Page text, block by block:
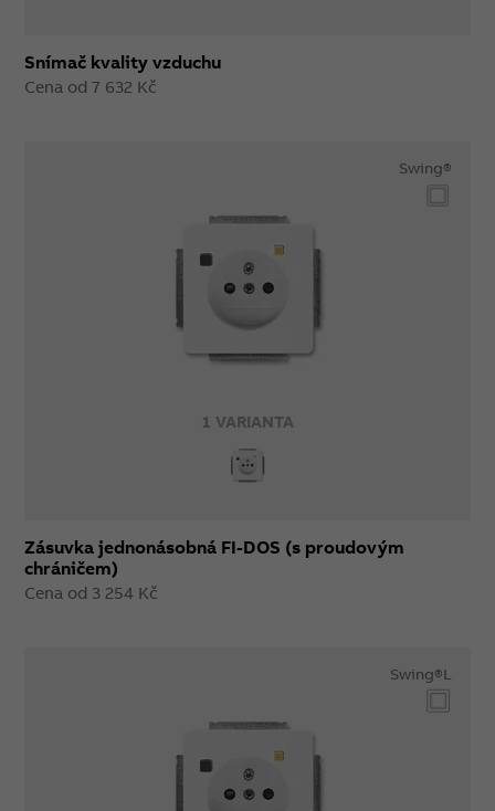
Snímač kvality vzduchu
Cena od 7 632 Kč
1 VARIANTA
Swing®
Zásuvka jednonásobná FI-DOS (s proudovým
chráničem)
Cena od 3 254 Kč
Swing®L